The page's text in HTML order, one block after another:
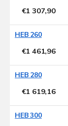
€1 307,90
HEB 260
€1 461,96
HEB 280
€1 619,16
HEB 300